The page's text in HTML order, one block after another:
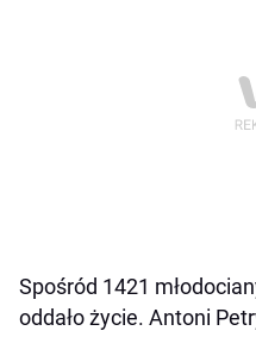
Spośród 1421
oddało życie. Antoni